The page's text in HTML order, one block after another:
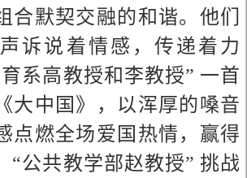
合默契交融的和谐。他们
诉说着情感，传递着力
系高教授和李教授” 一首
大中国》，以浑厚的嗓音
点燃全场爱国热情，赢得
“公共教学部赵教授” 挑战